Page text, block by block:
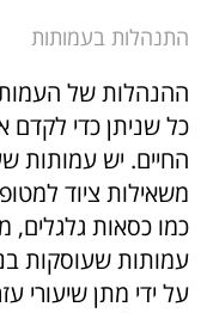
התנהלות בעמותות
ההנהלות של
כל שניתן כדי
החיים. יש עמותות
משאילות ציוד
כמו כסאות גלגלים,
עמותות שעוסקות
על ידי מתן שיעורי